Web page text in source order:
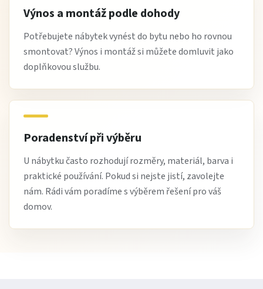
Výnos a montáž podle dohody
Potřebujete nábytek vynést do bytu nebo ho rovnou
smontovat? Výnos i montáž si můžete domluvit jako
doplňkovou službu.
Poradenství při výběru
U nábytku často rozhodují rozměry, materiál, barva i
praktické používání. Pokud si nejste jistí, zavolejte
nám. Rádi vám poradíme s výběrem řešení pro váš
domov.